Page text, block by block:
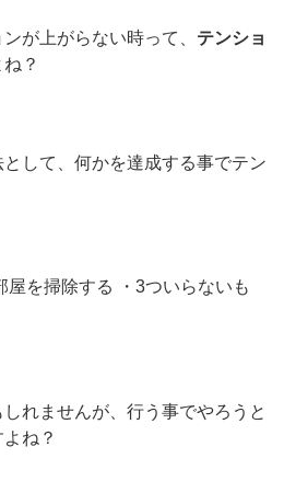
が上がらない時って、 テンショ
？
して、何かを達成する事でテン
屋を掃除する ・3ついらないも
れませんが、行う事でやろうと
ね？